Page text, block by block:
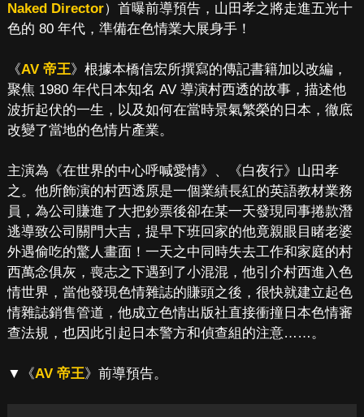
Naked Director）首曝前導預告，山田孝之將走進五光十
色的 80 年代，準備在色情業大展身手！
《AV 帝王》根據本橋信宏所撰寫的傳記書籍加以改編，
聚焦 1980 年代日本知名 AV 導演村西透的故事，描述他
波折起伏的一生，以及如何在當時景氣繁榮的日本，徹底
改變了當地的色情片產業。
主演為《在世界的中心呼喊愛情》、《白夜行》山田孝
之。他所飾演的村西透原是一個業績長紅的英語教材業務
員，為公司賺進了大把鈔票後卻在某一天發現同事捲款潛
逃導致公司關門大吉，提早下班回家的他竟親眼目睹老婆
外遇偷吃的驚人畫面！一天之中同時失去工作和家庭的村
西萬念俱灰，喪志之下遇到了小混混，他引介村西進入色
情世界，當他發現色情雜誌的賺頭之後，很快就建立起色
情雜誌銷售管道，他成立色情出版社直接衝撞日本色情審
查法規，也因此引起日本警方和偵查組的注意……。
▼《AV 帝王》前導預告。